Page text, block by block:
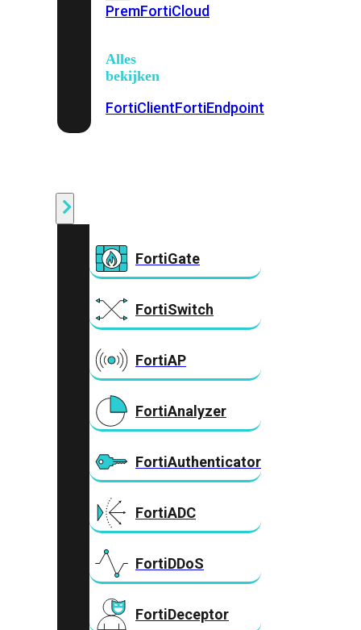
PremFortiCloud
Alles
bekijken
FortiClientFortiEndpoint
FortiGate
FortiSwitch
FortiAP
FortiAnalyzer
FortiAuthenticator
FortiADC
FortiDDoS
FortiDeceptor